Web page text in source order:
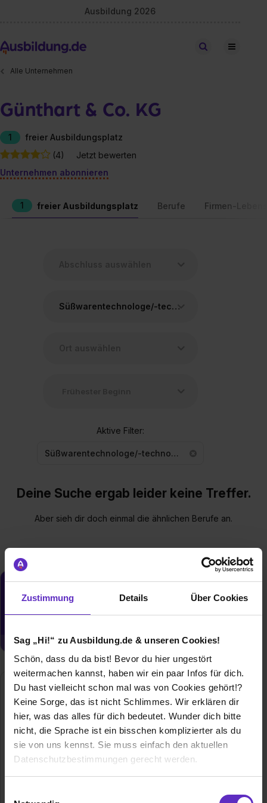
Zustimmung Details Über Cookies
Sag „Hi!“ zu Ausbildung.de & unseren Cookies!
Schön, dass du da bist! Bevor du hier ungestört
weitermachen kannst, haben wir ein paar Infos für dich.
Du hast vielleicht schon mal was von Cookies gehört!?
Keine Sorge, das ist nicht Schlimmes. Wir erklären dir
hier, was das alles für dich bedeutet. Wunder dich bitte
nicht, die Sprache ist ein bisschen komplizierter als du
sie von uns kennst. Sie muss einfach den aktuellen
Datenschutzbestimmungen gerecht werden.
Ausbildung 2026
Stellen finden
Alle Unternehmen
Günthart & Co. KG
1
freier Ausbildungsplatz
(4)
Jetzt bewerten
Unternehmen abonnieren
1 freier Ausbildungsplatz Berufe Firmen-
Süßwarentechnologe/-technologin
Aktive Filter:
Süßwarentechnologe/-technologin
Deine Suche ergab leider keine Treffer.
Aber sieh dir doch einmal die ähnlichen Berufe an.
Du möchtest neue Stellen automatisch
zugeschickt bekommen?
Günthart & Co. KG
Hauptstraße 37
79801 Hohentengen am Hochrhein
07742859145
E-Mail anzeigen
Mitarbeiter 220